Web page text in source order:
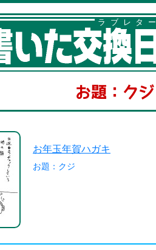
ラブレタ
お題：クジ
お年玉年賀ハガキ
お題：クジ